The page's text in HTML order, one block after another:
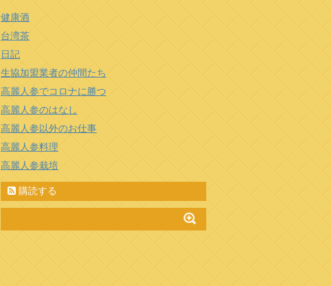
健康酒
台湾茶
日記
生協加盟業者の仲間たち
高麗人参でコロナに勝つ
高麗人参のはなし
高麗人参以外のお仕事
高麗人参料理
高麗人参栽培
購読する